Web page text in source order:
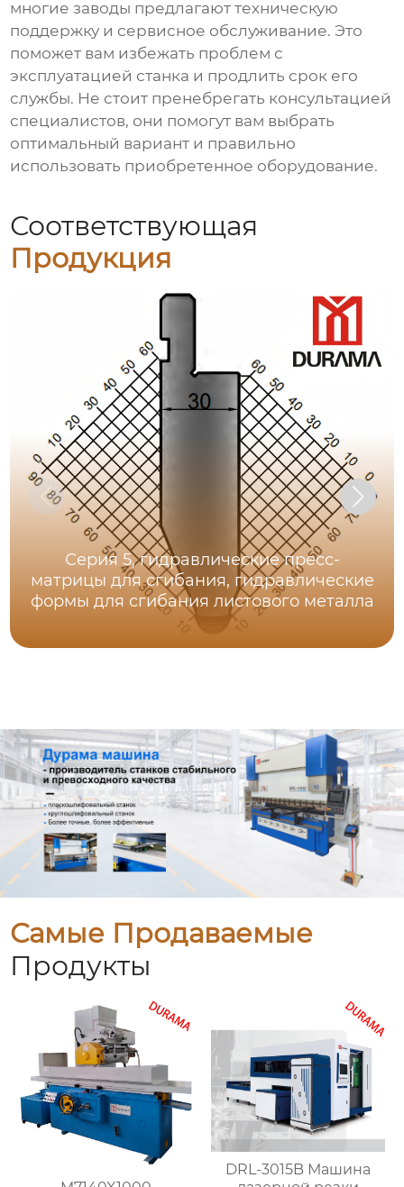
многие заводы предлагают техническую
поддержку и сервисное обслуживание. Это
поможет вам избежать проблем с
эксплуатацией станка и продлить срок его
службы. Не стоит пренебрегать консультацией
специалистов, они помогут вам выбрать
оптимальный вариант и правильно
использовать приобретенное оборудование.
Соответствующая
Продукция
Серия 5, гидравлические пресс-
матрицы для сгибания, гидравлические
формы для сгибания листового металла
Самые Продаваемые
Продукты
DRL-3015B Машина